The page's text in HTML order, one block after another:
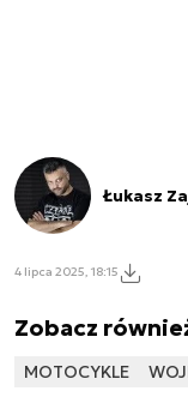
Łukasz
4 lipca 2025, 18:15
Zobacz
MOTOCYKLE